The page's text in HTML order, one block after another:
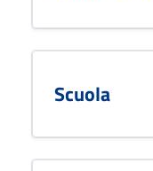
Scuola